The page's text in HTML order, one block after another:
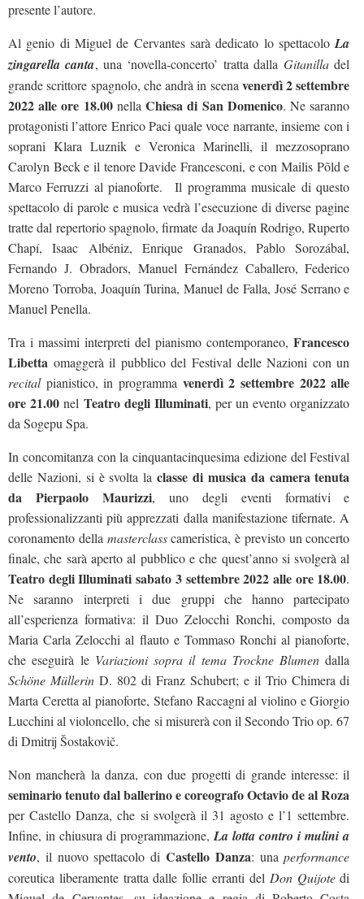
presente l’autore.
Al genio di Miguel de Cervantes sarà dedicato lo spettacoloLa
zingarella canta, una ‘novella-concerto’ tratta dalla Gitanilladel
grande scrittore spagnolo, che andrà in scenavenerdì 2 settembre
2022 alle ore 18.00nellaChiesa di San Domenico. Ne saranno
protagonisti l’attore Enrico Paci quale voce narrante, insieme con i
soprani Klara Luznik e Veronica Marinelli, il mezzosoprano
Carolyn Beck e il tenore Davide Francesconi, e con Mailis Põld e
Marco Ferruzzi al pianoforte. Il programma musicale di questo
spettacolo di parole e musica vedrà l’esecuzione di diverse pagine
tratte dal repertorio spagnolo, firmate da Joaquín Rodrigo, Ruperto
Chapí, Isaac Albéniz, Enrique Granados, Pablo Sorozábal,
Fernando J. Obradors, Manuel Fernández Caballero, Federico
Moreno Torroba, Joaquín Turina, Manuel de Falla, José Serrano e
Manuel Penella.
Tra i massimi interpreti del pianismo contemporaneo,Francesco
Libetta omaggerà il pubblico del Festival delle Nazioni con un
recitalpianistico, in programma venerdì 2 settembre 2022 alle
ore 21.00 nel Teatro degli Illuminati, per un evento organizzato
da Sogepu Spa.
In concomitanza con la cinquantacinquesima edizione del Festival
delle Nazioni, si è svolta laclasse di musica da camera tenuta
da Pierpaolo Maurizzi, uno degli eventi formativi e
professionalizzanti più apprezzati dalla manifestazione tifernate. A
coronamento della masterclasscameristica, è previsto un concerto
finale, che sarà aperto al pubblico e che quest’anno si svolgerà al
Teatro degli Illuminati sabato 3 settembre 2022 alle ore 18.00.
Ne saranno interpreti i due gruppi che hanno partecipato
all’esperienza formativa: il Duo Zelocchi Ronchi, composto da
Maria Carla Zelocchi al flauto e Tommaso Ronchi al pianoforte,
che eseguirà le Variazioni sopra il tema Trockne Blumendalla
Schöne MüllerinD. 802 di Franz Schubert; e il Trio Chimera di
Marta Ceretta al pianoforte, Stefano Raccagni al violino e Giorgio
Lucchini al violoncello, che si misurerà con il Secondo Trio op. 67
di Dmitrij Šostakovič.
Non mancherà la danza, con due progetti di grande interesse: il
seminario tenuto dal ballerino e coreografo Octavio de al Roza
per Castello Danza, che si svolgerà il 31 agosto e l’1 settembre.
Infine, in chiusura di programmazione,La lotta contro i mulini a
vento, il nuovo spettacolo diCastello Danza: unaperformance
coreutica liberamente tratta dalle follie erranti del Don Quijotedi